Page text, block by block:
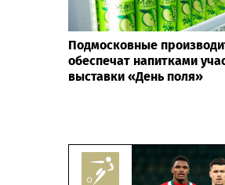
Подмосковные
обеспечат напитками
выставки «День поля»